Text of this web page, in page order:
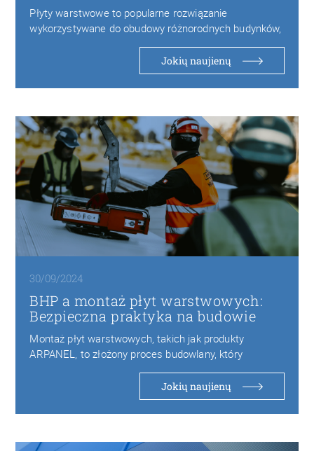
Płyty warstwowe to popularne rozwiązanie
wykorzystywane do obudowy różnorodnych budynków,
od budowy hal przemysłowych po…
Jokių naujienų
30/09/2024
BHP a montaż płyt warstwowych:
Bezpieczna praktyka na budowie
Montaż płyt warstwowych, takich jak produkty
ARPANEL, to złożony proces budowlany, który
wymaga precyzyjnego nadzoru…
Jokių naujienų